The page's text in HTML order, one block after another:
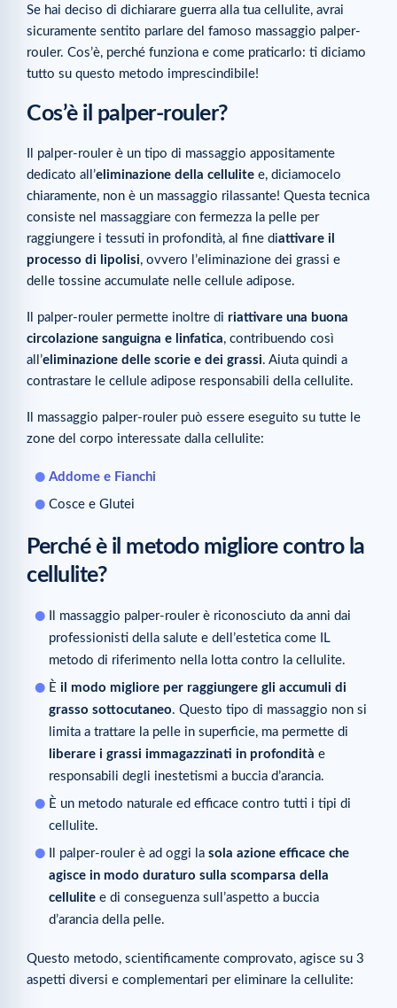
Se hai deciso di dichiarare guerra alla tua cellulite, avrai
sicuramente sentito parlare del famoso massaggio palper-
rouler. Cos’è, perché funziona e come praticarlo: ti diciamo
tutto su questo metodo imprescindibile!
Cos’è il palper-rouler?
Il palper-rouler è un tipo di massaggio appositamente
dedicato all’eliminazione della cellulite e, diciamocelo
chiaramente, non è un massaggio rilassante! Questa tecnica
consiste nel massaggiare con fermezza la pelle per
raggiungere i tessuti in profondità, al fine diattivare il
processo di lipolisi, ovvero l’eliminazione dei grassi e
delle tossine accumulate nelle cellule adipose.
Il palper-rouler permette inoltre di riattivare una buona
circolazione sanguigna e linfatica, contribuendo così
all’eliminazione delle scorie e dei grassi. Aiuta quindi a
contrastare le cellule adipose responsabili della cellulite.
Il massaggio palper-rouler può essere eseguito su tutte le
zone del corpo interessate dalla cellulite:
Addome e Fianchi
Cosce e Glutei
Perché è il metodo migliore contro la
cellulite?
Il massaggio palper-rouler è riconosciuto da anni dai
professionisti della salute e dell’estetica come IL
metodo di riferimento nella lotta contro la cellulite.
È il modo migliore per raggiungere gli accumuli di
grasso sottocutaneo. Questo tipo di massaggio non si
limita a trattare la pelle in superficie, ma permette di
liberare i grassi immagazzinati in profondità e
responsabili degli inestetismi a buccia d’arancia.
È un metodo naturale ed efficace contro tutti i tipi di
cellulite.
Il palper-rouler è ad oggi la sola azione efficace che
agisce in modo duraturo sulla scomparsa della
cellulite e di conseguenza sull’aspetto a buccia
d’arancia della pelle.
Questo metodo, scientificamente comprovato, agisce su 3
aspetti diversi e complementari per eliminare la cellulite: